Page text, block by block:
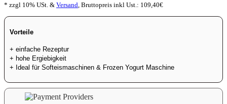
* zzgl 10% USt. & Versand Bruttopreis inkl Ust.: 109,40€
Vorteile
+ einfache Rezeptur
+ hohe Ergiebigkeit
+ Ideal für Softeismaschinen & Frozen Yogurt Maschine